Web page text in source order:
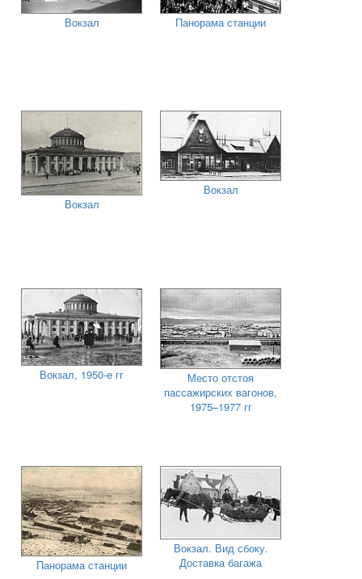
Вокзал Панорама станции
Вокзал
Вокзал
Вокзал, 1950-е гг
Место отстоя
пассажирских вагонов,
1975–1977 гг
Панорама станции
Вокзал. Вид сбоку.
Доставка багажа